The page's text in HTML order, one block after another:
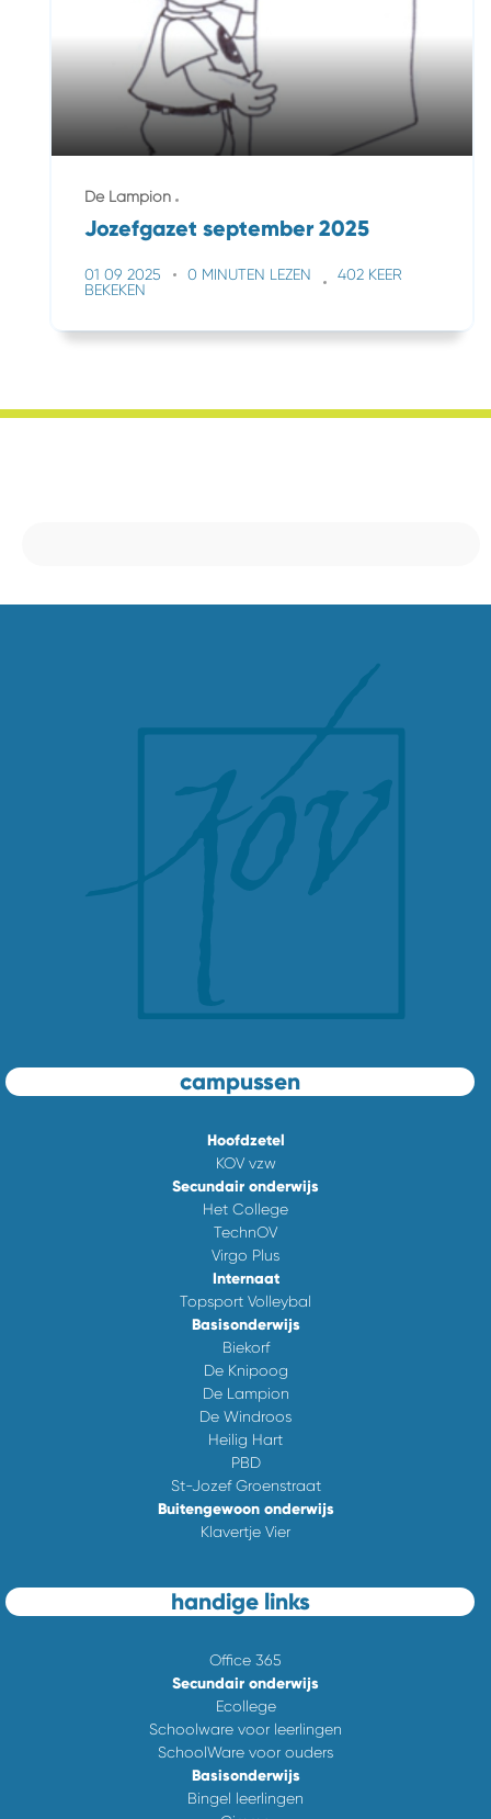
De Lampion
Jozefgazet september 2025
01 09 2025 0 MINUTEN LEZEN
402 KEER
BEKEKEN
campussen
Hoofdzetel
KOV vzw
Secundair onderwijs
Het College
TechnOV
Virgo Plus
Internaat
Topsport Volleybal
Basisonderwijs
Biekorf
De Knipoog
De Lampion
De Windroos
Heilig Hart
PBD
St-Jozef Groenstraat
Buitengewoon onderwijs
Klavertje Vier
handige links
Office 365
Secundair onderwijs
Ecollege
Schoolware voor leerlingen
SchoolWare voor ouders
Basisonderwijs
Bingel leerlingen